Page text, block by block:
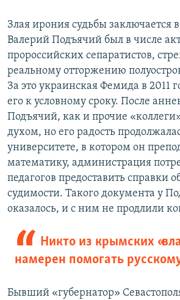
Злая ирония судьбы заключается
Валерий Подъячий был в числе
пророссийских сепаратистов,
реальному отторжению
За это украинская Фемида в 2011
его к условному сроку. После
Подъячий, как и прочие
духом, но его радость
университете, в котором он
математику, администрация
педагогов предоставить справки
судимости. Такого документа у
оказалось, и с ним не продлили
Никто из крымских
намерен помогать
Бывший «губернатор»